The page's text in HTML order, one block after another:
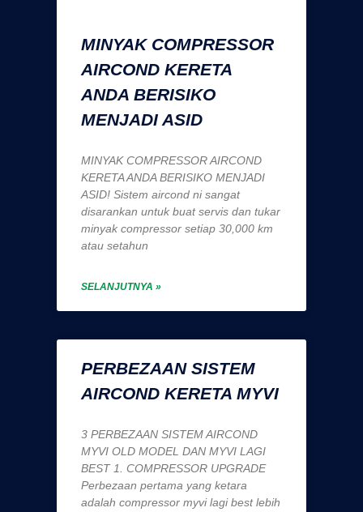
MINYAK COMPRESSOR
AIRCOND KERETA
ANDA BERISIKO
MENJADI ASID
MINYAK COMPRESSOR AIRCOND
KERETA ANDA BERISIKO MENJADI
ASID! Sistem aircond ni sangat
disarankan untuk buat servis dan tukar
minyak compressor setiap 30,000 km
atau setahun
SELANJUTNYA »
PERBEZAAN SISTEM
AIRCOND KERETA MYVI
3 PERBEZAAN SISTEM AIRCOND
MYVI OLD MODEL DAN MYVI LAGI
BEST 1. COMPRESSOR UPGRADE
Perbezaan pertama yang ketara
adalah compressor myvi lagi best lebih